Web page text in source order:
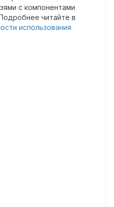
с компонентами
читайте в
использования